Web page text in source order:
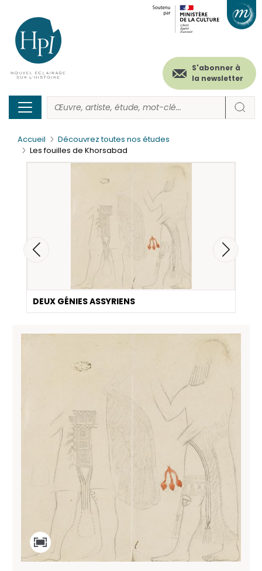
contenu
principal
Menu
secondaire
(header)
S'abonner à
la newsletter
Accueil
Découvrez toutes nos études
Les fouilles de Khorsabad
DEUX GÉNIES ASSYRIENS